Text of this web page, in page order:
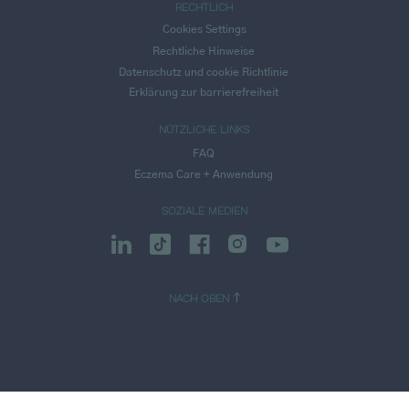
NÜTZLICHE LINKS
FAQ
Eczema Care + Anwendung
RECHTLICH
Cookies Settings
Rechtliche Hinweise
Datenschutz und cookie Richtlinie
Erklärung zur barrierefreiheit
SOZIALE MEDIEN
NACH OBEN